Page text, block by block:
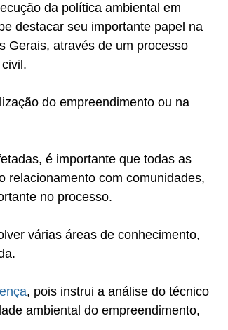
da política ambiental em
destacar seu importante papel na
Gerais, através de um processo
do empreendimento ou na
é importante que todas as
relacionamento com comunidades,
no processo.
várias áreas de conhecimento,
, pois instrui a análise do técnico
ambiental do empreendimento,